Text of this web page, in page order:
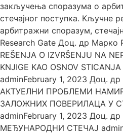
закључења споразума о
стечајног поступка. Кључне
арбитражни споразум,
Research Gate Доц. др Марко
REŠENJA O IZVRŠENJU NA
KNJIGE KAO OSNOV
adminFebruary 1, 2023 Доц.
АКТУЕЛНИ ПРОБЛЕМИ
ЗАЛОЖНИХ ПОВЕРИЛАЦА У
adminFebruary 1, 2023 Доц.
МЕЂУНАРОДНИ СТЕЧАЈ